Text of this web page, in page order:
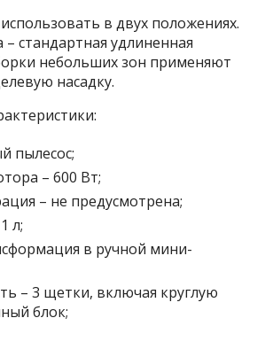
в двух положениях.
стандартная удлиненная
небольших зон применяют
насадку.
пылесос;
– 600 Вт;
– не предусмотрена;
л;
в ручной мини-
– 3 щетки, включая круглую
блок;